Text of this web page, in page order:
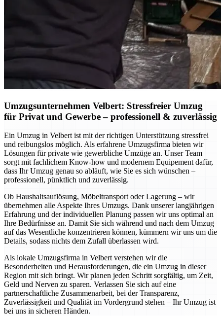
Umzugsunternehmen Velbert: Stressfreier Umzug
für Privat und Gewerbe – professionell & zuverlässig
Ein Umzug in Velbert ist mit der richtigen Unterstützung stressfrei
und reibungslos möglich. Als erfahrene Umzugsfirma bieten wir
Lösungen für private wie gewerbliche Umzüge an. Unser Team
sorgt mit fachlichem Know-how und modernem Equipement dafür,
dass Ihr Umzug genau so abläuft, wie Sie es sich wünschen –
professionell, pünktlich und zuverlässig.
Ob Haushaltsauflösung, Möbeltransport oder Lagerung – wir
übernehmen alle Aspekte Ihres Umzugs. Dank unserer langjährigen
Erfahrung und der individuellen Planung passen wir uns optimal an
Ihre Bedürfnisse an. Damit Sie sich während und nach dem Umzug
auf das Wesentliche konzentrieren können, kümmern wir uns um die
Details, sodass nichts dem Zufall überlassen wird.
Als lokale Umzugsfirma in Velbert verstehen wir die
Besonderheiten und Herausforderungen, die ein Umzug in dieser
Region mit sich bringt. Wir planen jeden Schritt sorgfältig, um Zeit,
Geld und Nerven zu sparen. Verlassen Sie sich auf eine
partnerschaftliche Zusammenarbeit, bei der Transparenz,
Zuverlässigkeit und Qualität im Vordergrund stehen – Ihr Umzug ist
bei uns in sicheren Händen.